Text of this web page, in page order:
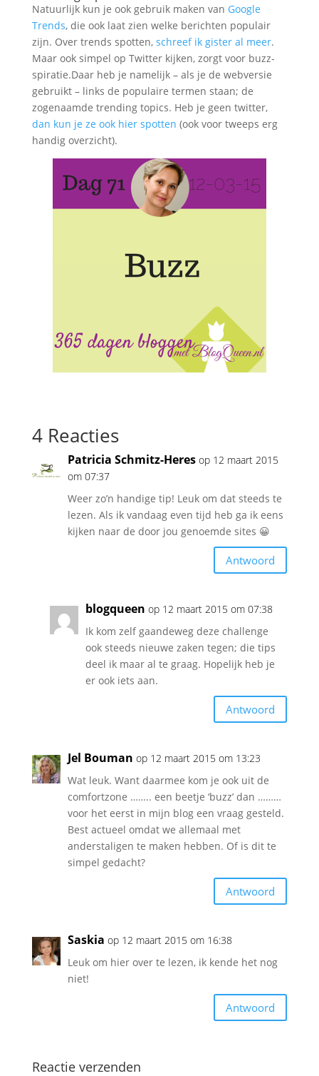
Natuurlijk kun je ook gebruik maken van Google
Trends, die ook laat zien welke berichten populair
zijn. Over trends spotten, schreef ik gister al meer.
Maar ook simpel op Twitter kijken, zorgt voor buzz-
spiratie.Daar heb je namelijk – als je de webversie
gebruikt – links de populaire termen staan; de
zogenaamde trending topics. Heb je geen twitter,
dan kun je ze ook hier spotten (ook voor tweeps erg
handig overzicht).
4 Reacties
Patricia Schmitz-Heres op 12 maart 2015
om 07:37
Weer zo’n handige tip! Leuk om dat steeds te
lezen. Als ik vandaag even tijd heb ga ik eens
kijken naar de door jou genoemde sites 😀
Antwoord
blogqueen op 12 maart 2015 om 07:38
Ik kom zelf gaandeweg deze challenge
ook steeds nieuwe zaken tegen; die tips
deel ik maar al te graag. Hopelijk heb je
er ook iets aan.
Antwoord
Jel Bouman op 12 maart 2015 om 13:23
Wat leuk. Want daarmee kom je ook uit de
comfortzone …….. een beetje ‘buzz’ dan ………
voor het eerst in mijn blog een vraag gesteld.
Best actueel omdat we allemaal met
anderstaligen te maken hebben. Of is dit te
simpel gedacht?
Antwoord
Saskia op 12 maart 2015 om 16:38
Leuk om hier over te lezen, ik kende het nog
niet!
Antwoord
Reactie verzenden